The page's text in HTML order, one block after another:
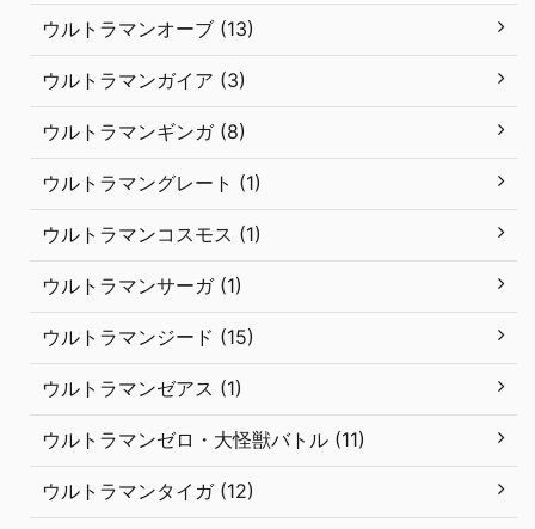
ウルトラマンオーブ (13)
ウルトラマンガイア (3)
ウルトラマンギンガ (8)
ウルトラマングレート (1)
ウルトラマンコスモス (1)
ウルトラマンサーガ (1)
ウルトラマンジード (15)
ウルトラマンゼアス (1)
ウルトラマンゼロ・大怪獣バトル (11)
ウルトラマンタイガ (12)